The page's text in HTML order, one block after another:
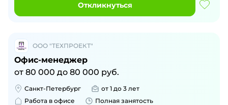
Откликнуться
ООО "ТЕХПРОЕКТ"
Офис-менеджер
от 80 000 до 80 000 руб.
Санкт-Петербург
от 1 до 3 лет
Работа в офисе
Полная занятость